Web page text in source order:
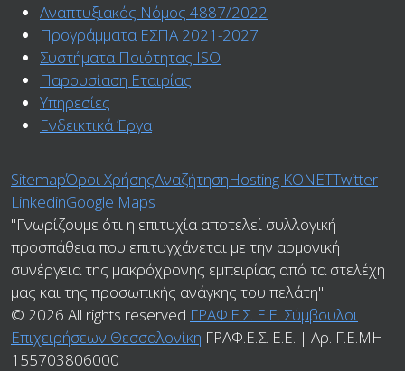
Αναπτυξιακός Νόμος 4887/2022
Προγράμματα ΕΣΠΑ 2021-2027
Συστήματα Ποιότητας ISO
Παρουσίαση Εταιρίας
Υπηρεσίες
Ενδεικτικά Έργα
SitemapΌροι ΧρήσηςΑναζήτησηΗosting ΚΟΝΕΤTwitter
LinkedinGoogle Maps
"Γνωρίζουμε ότι η επιτυχία αποτελεί συλλογική
προσπάθεια που επιτυγχάνεται με την αρμονική
συνέργεια της μακρόχρονης εμπειρίας από τα στελέχη
μας και της προσωπικής ανάγκης του πελάτη"
© 2026 All rights reserved ΓΡΑΦ.Ε.Σ. Ε.Ε. Σύμβουλοι
Επιχειρήσεων Θεσσαλονίκη ΓΡΑΦ.Ε.Σ. Ε.Ε. | Αρ. Γ.Ε.ΜΗ
155703806000